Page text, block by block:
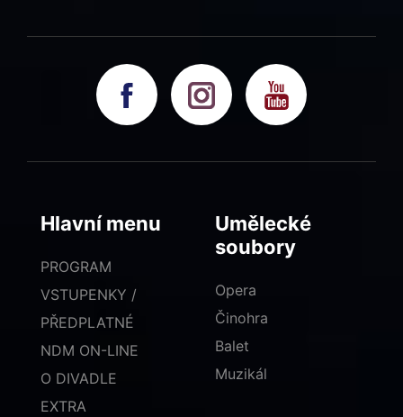
Hlavní menu
PROGRAM
VSTUPENKY /
PŘEDPLATNÉ
NDM ON-LINE
O DIVADLE
EXTRA
Umělecké
soubory
Opera
Činohra
Balet
Muzikál